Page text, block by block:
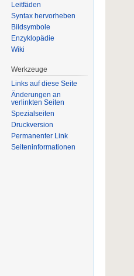
Leitfäden
Syntax hervorheben
Bildsymbole
Enzyklopädie
Wiki
Werkzeuge
Links auf diese Seite
Änderungen an
verlinkten Seiten
Spezialseiten
Druckversion
Permanenter Link
Seiten­informationen